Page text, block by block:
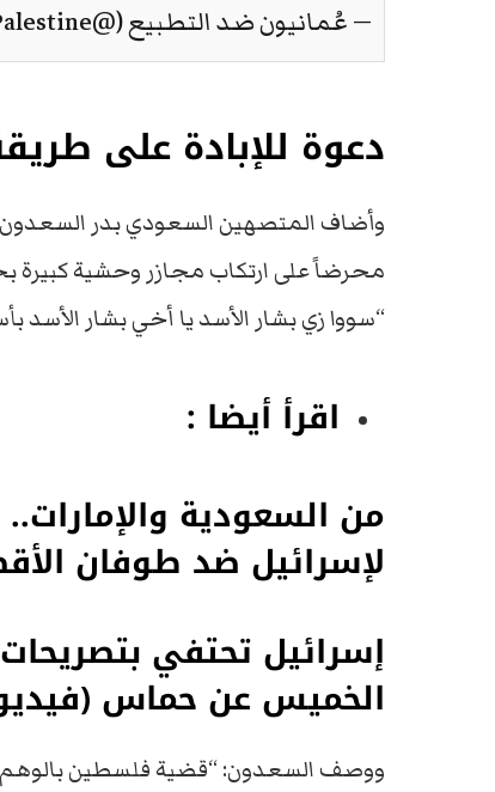
— عُمانيون ضد التطبيع (@OmaPalestine)
دعوة للإبادة على
وأضاف المتصهين السعودي بدر
محرضاً على ارتكاب مجازر وحشية كبيرة
“سووا زي بشار الأسد يا أخي بشار الأسد بأسبوع واحد ذبح 100 ألف،
اقرأ أيضا :
من السعودية
لإسرائيل ضد طوفان
إسرائيل تحتفي
الخميس عن حماس
ووصف السعدون: “قضية فلسطين بالوهم”